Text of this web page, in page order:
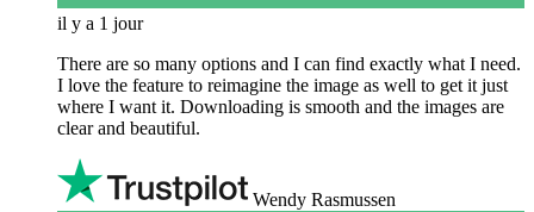
il y a 1 jour
There are so many options and I can find exactly what I need.
I love the feature to reimagine the image as well to get it just
where I want it. Downloading is smooth and the images are
clear and beautiful.
Wendy Rasmussen